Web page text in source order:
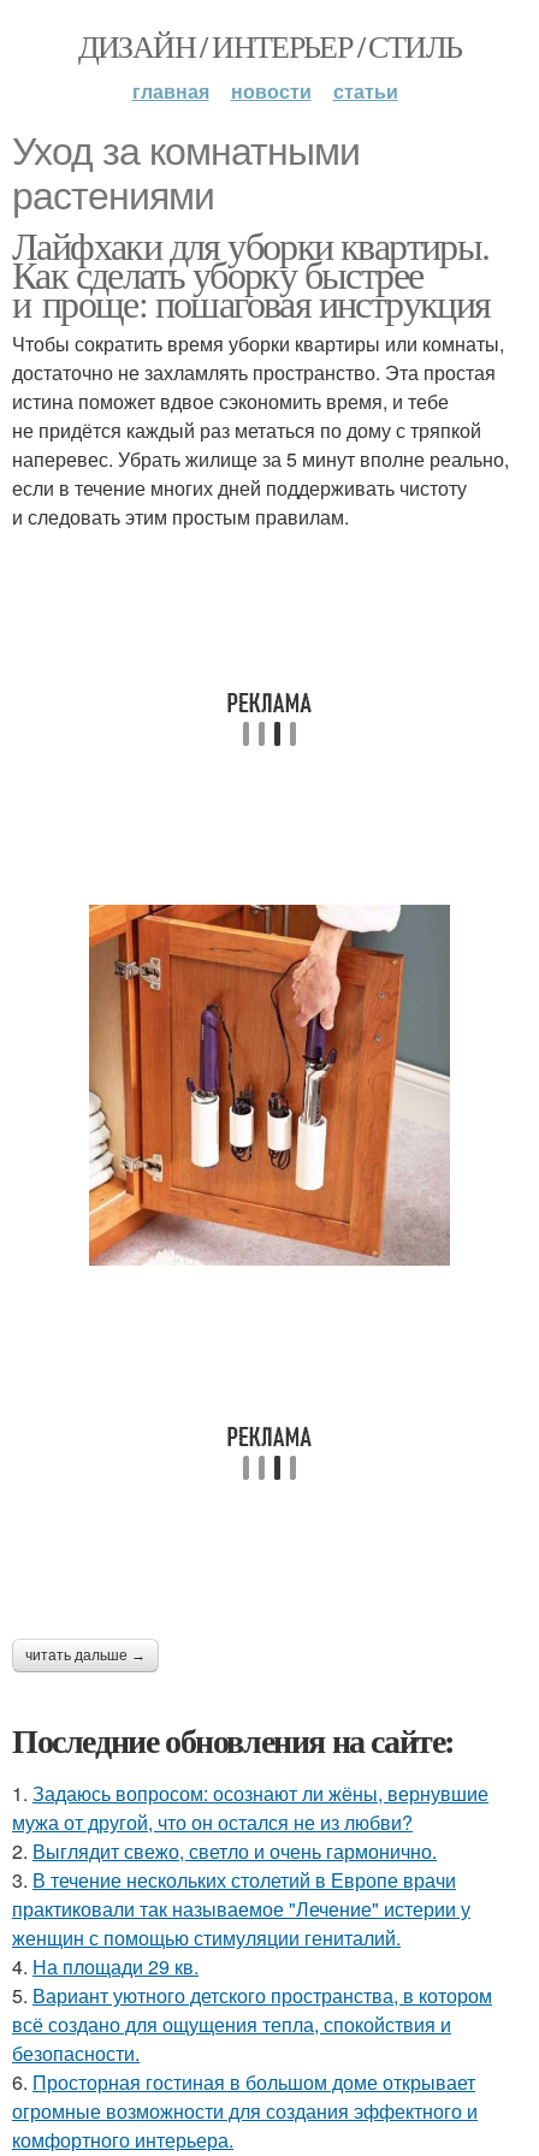
ДИЗАЙН / ИНТЕРЬЕР / СТИЛЬ
главная новости статьи
Уход за комнатными
растениями
Лайфхаки для уборки квартиры.
Как сделать уборку быстрее
и проще: пошаговая инструкция
Чтобы сократить время уборки квартиры или комнаты,
достаточно не захламлять пространство. Эта простая
истина поможет вдвое сэкономить время, и тебе
не придётся каждый раз метаться по дому с тряпкой
наперевес. Убрать жилище за 5 минут вполне реально,
если в течение многих дней поддерживать чистоту
и следовать этим простым правилам.
читать дальше →
Последние обновления на сайте:
1. Задаюсь вопросом: осознают ли жёны, вернувшие
мужа от другой, что он остался не из любви?
2. Выглядит свежо, светло и очень гармонично.
3. В течение нескольких столетий в Европе врачи
практиковали так называемое "Лечение" истерии у
женщин с помощью стимуляции гениталий.
4. На площади 29 кв.
5. Вариант уютного детского пространства, в котором
всё создано для ощущения тепла, спокойствия и
безопасности.
6. Просторная гостиная в большом доме открывает
огромные возможности для создания эффектного и
комфортного интерьера.